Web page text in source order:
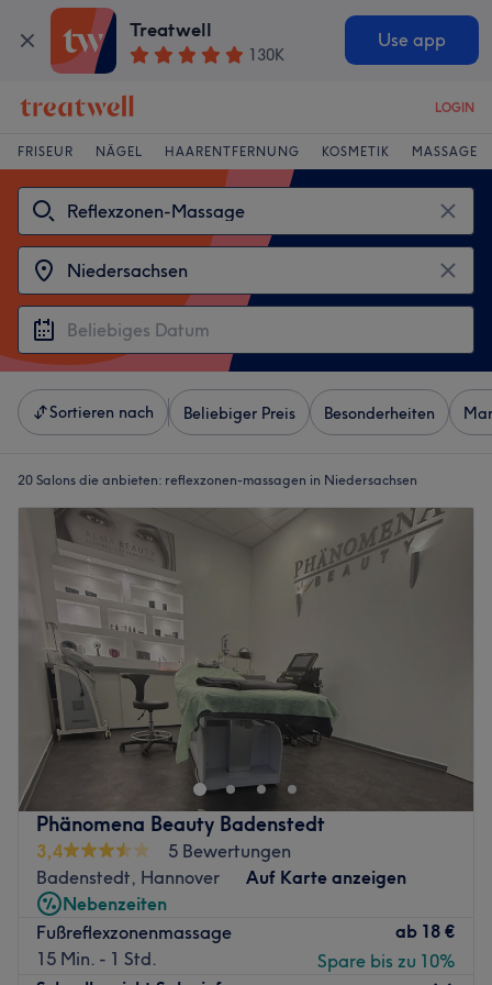
Treatwell
130K
Use app
LOGIN
FRISEUR NÄGEL HAARENTFERNUNG KOSMETIK MASSAGE
Sortieren nach Beliebiger Preis Besonderheiten
20 Salons die anbieten: reflexzonen-massagen in Niedersachsen
Phänomena Beauty Badenstedt
3,4
5 Bewertungen
Badenstedt, Hannover
Auf Karte anzeigen
Nebenzeiten
Fußreflexzonenmassage
15 Min. - 1 Std.
ab 18 €
Spare bis zu 10%